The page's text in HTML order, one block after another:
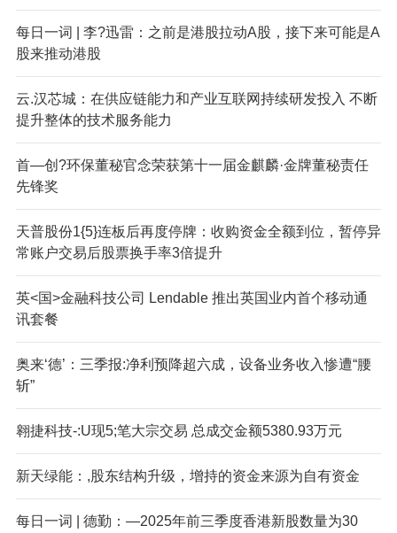
每日一词 | 李?迅雷：之前是港股拉动A股，接下来可能是A
股来推动港股
云.汉芯城：在供应链能力和产业互联网持续研发投入 不断
提升整体的技术服务能力
首—创?环保董秘官念荣获第十一届金麒麟·金牌董秘责任
先锋奖
天普股份1{5}连板后再度停牌：收购资金全额到位，暂停异
常账户交易后股票换手率3倍提升
英<国>金融科技公司 Lendable 推出英国业内首个移动通
讯套餐
奥来‘德’：三季报:净利预降超六成，设备业务收入惨遭“腰
斩”
翱捷科技-:U现5;笔大宗交易 总成交金额5380.93万元
新天绿能：,股东结构升级，增持的资金来源为自有资金
每日一词 | 德勤：—2025年前三季度香港新股数量为30